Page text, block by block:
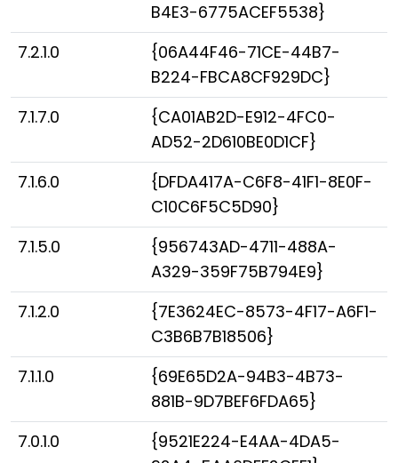
B4E3-6775ACEF5538}
7.2.1.0
{06A44F46-71CE-44B7-
B224-FBCA8CF929DC}
7.1.7.0
{CA01AB2D-E912-4FC0-
AD52-2D610BE0D1CF}
7.1.6.0
{DFDA417A-C6F8-41F1-8E0F-
C10C6F5C5D90}
7.1.5.0
{956743AD-4711-488A-
A329-359F75B794E9}
7.1.2.0
{7E3624EC-8573-4F17-A6F1-
C3B6B7B18506}
7.1.1.0
{69E65D2A-94B3-4B73-
881B-9D7BEF6FDA65}
7.0.1.0
{9521E224-E4AA-4DA5-